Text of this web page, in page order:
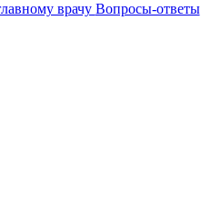
врачу Вопросы-ответы